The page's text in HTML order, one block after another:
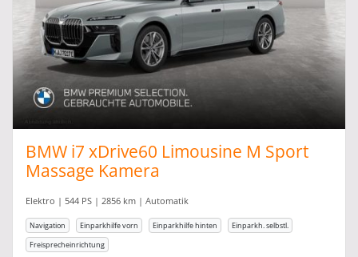
BMW i7 xDrive60 Limousine M Sport
Massage Kamera
Elektro | 544 PS | 2856 km | Automatik
Navigation Einparkhilfe vorn Einparkhilfe hinten
Einparkh. selbstl.
Freisprecheinrichtung